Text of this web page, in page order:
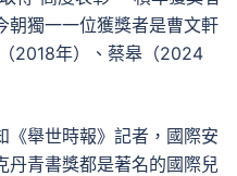
朝獨一一位獲獎者是曹文軒
2018年）、蔡皋（2024
《舉世時報》記者，國際安
丹青書獎都是著名的國際兒